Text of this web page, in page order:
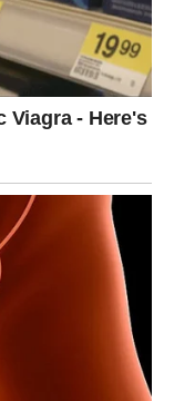
što se dugo
o
je taj razgovor
na viši nivo.
bi te povredila,
susret
će biti ključ –
Ovo
ne mora biti